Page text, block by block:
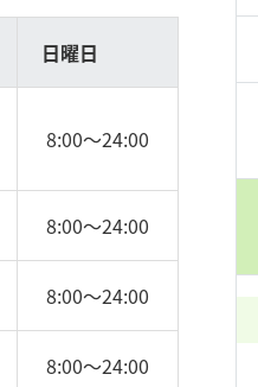
日曜日
8:00～24:00
8:00～24:00
8:00～24:00
8:00～24:00